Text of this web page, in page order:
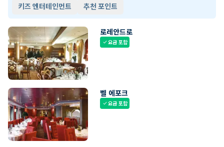
키즈 엔터테인먼트
추천 포인트
로레안드로
check요금 포함
벨 에포크
check요금 포함